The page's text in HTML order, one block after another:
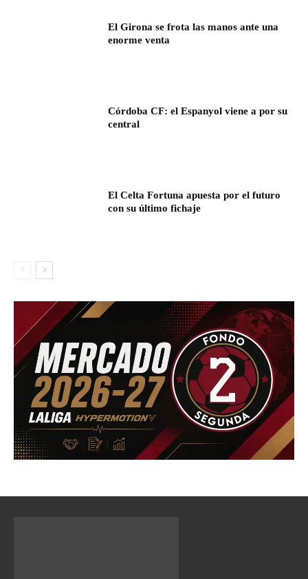
El Girona se frota las manos ante una
enorme venta
Córdoba CF: el Espanyol viene a por su
central
El Celta Fortuna apuesta por el futuro
con su último fichaje